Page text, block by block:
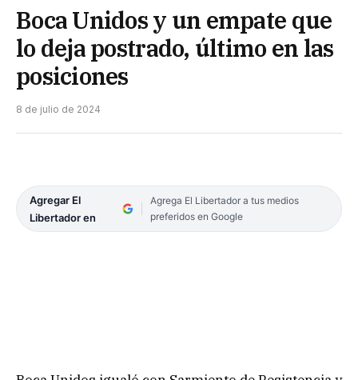
Boca Unidos y un empate que
lo deja postrado, último en las
posiciones
8 de julio de 2024
Agregar El
Libertador en
Agrega El Libertador a tus medios
preferidos en Google